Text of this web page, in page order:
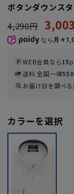
ボタンダウンス
4,290円
なら 月々
WEB会員なら15
送料 全国一律550
お届け日を調べる
カラーを選択